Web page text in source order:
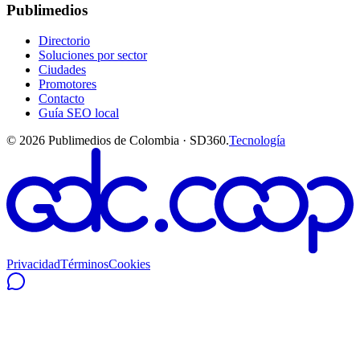
Publimedios
Directorio
Soluciones por sector
Ciudades
Promotores
Contacto
Guía SEO local
© 2026 Publimedios de Colombia · SD360.Tecnología
PrivacidadTérminosCookies